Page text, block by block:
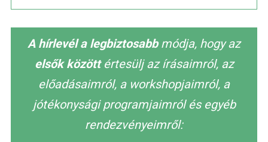
A hírlevél a legbiztosabbmódja, hogy az
elsők közöttértesülj az írásaimról, az
előadásaimról, a workshopjaimról, a
jótékonysági programjaimról és egyéb
rendezvényeimről: